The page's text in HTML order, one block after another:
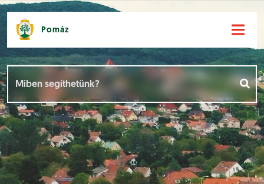
Pomáz
Események []
Dokumentumok [ ]